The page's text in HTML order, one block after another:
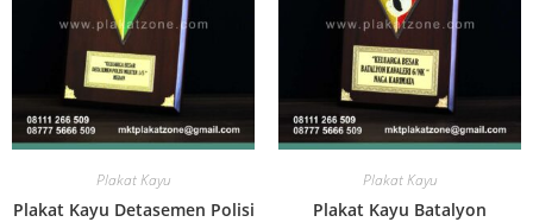
Plakat Kayu
Plakat Kayu Detasemen Polisi
Plakat Kayu
Plakat Kayu Batalyon